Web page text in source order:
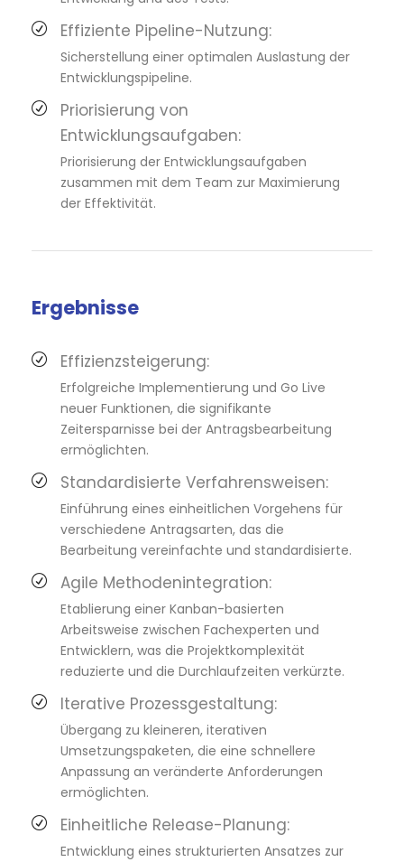
Effiziente Pipeline-Nutzung:
Sicherstellung einer optimalen Auslastung der
Entwicklungspipeline.
Priorisierung von
Entwicklungsaufgaben:
Priorisierung der Entwicklungsaufgaben
zusammen mit dem Team zur Maximierung
der Effektivität.
Ergebnisse
Effizienzsteigerung:
Erfolgreiche Implementierung und Go Live
neuer Funktionen, die signifikante
Zeitersparnisse bei der Antragsbearbeitung
ermöglichten.
Standardisierte Verfahrensweisen:
Einführung eines einheitlichen Vorgehens für
verschiedene Antragsarten, das die
Bearbeitung vereinfachte und standardisierte.
Agile Methodenintegration:
Etablierung einer Kanban-basierten
Arbeitsweise zwischen Fachexperten und
Entwicklern, was die Projektkomplexität
reduzierte und die Durchlaufzeiten verkürzte.
Iterative Prozessgestaltung:
Übergang zu kleineren, iterativen
Umsetzungspaketen, die eine schnellere
Anpassung an veränderte Anforderungen
ermöglichten.
Einheitliche Release-Planung:
Entwicklung eines strukturierten Ansatzes zur